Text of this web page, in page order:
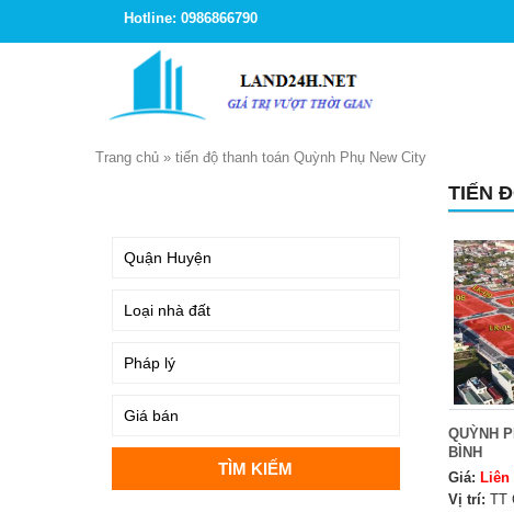
Hotline: 0986866790
Trang chủ » tiến độ thanh toán Quỳnh Phụ New City
TIẾN
QUỲNH
BÌNH
Giá: Liên
Vị trí: TT